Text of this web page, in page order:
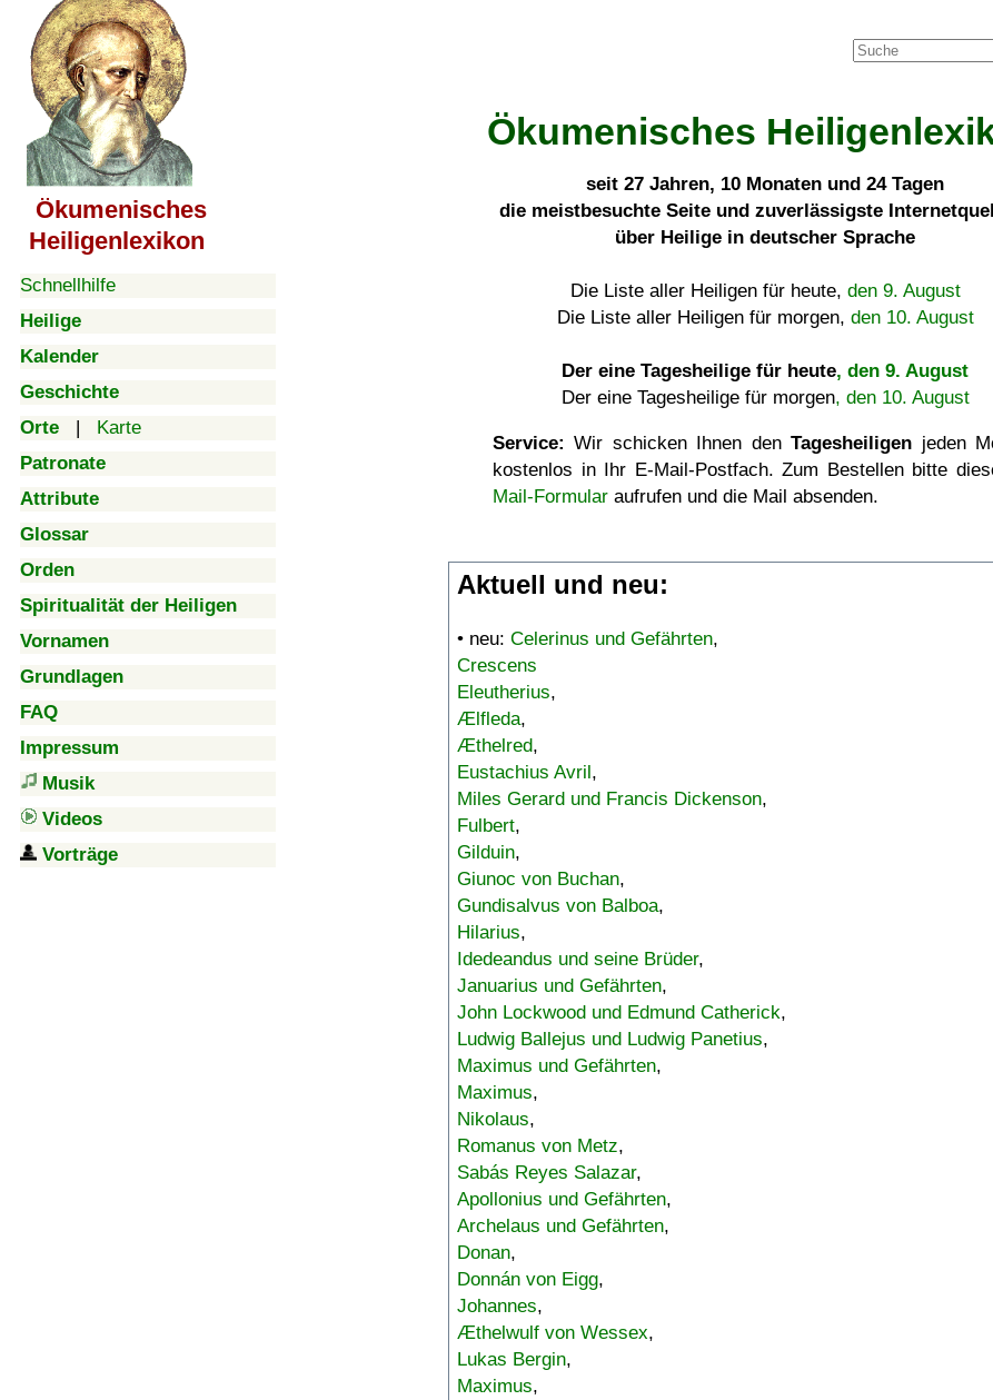
Ökumenisches
Heiligenlexikon
Schnellhilfe
Heilige
Kalender
Geschichte
Orte | Karte
Patronate
Attribute
Glossar
Orden
Spiritualität der Heiligen
Vornamen
Grundlagen
FAQ
Impressum
Musik
Videos
Vorträge
Ökumenisches
seit 27 Jahren, 10 Monaten und 24 Tagen
die meistbesuchte Seite und zuverlässigste
über Heilige in deutscher Sprache
Die Liste aller Heiligen für heute, den 9. August
Die Liste aller Heiligen für morgen, den 10. August
Der eine Tagesheilige für heute, den 9. August
Der eine Tagesheilige für morgen, den 10. August
Service: Wir schicken Ihnen denTagesheiligen jeden
kostenlos in Ihr E-Mail-Postfach. Zum Bestellen bitte
Mail-Formular aufrufen und die Mail absenden.
Aktuell und neu:
• neu: Celerinus und Gefährten,
Crescens
Eleutherius,
Ælfleda,
Æthelred,
Eustachius Avril,
Miles Gerard und Francis Dickenson,
Fulbert,
Gilduin,
Giunoc von Buchan,
Gundisalvus von Balboa,
Hilarius,
Idedeandus und seine Brüder,
Januarius und Gefährten,
John Lockwood und Edmund Catherick,
Ludwig Ballejus und Ludwig Panetius,
Maximus und Gefährten,
Maximus,
Nikolaus,
Romanus von Metz,
Sabás Reyes Salazar,
Apollonius und Gefährten,
Archelaus und Gefährten,
Donan,
Donnán von Eigg,
Johannes,
Æthelwulf von Wessex,
Lukas Bergin,
Maximus,